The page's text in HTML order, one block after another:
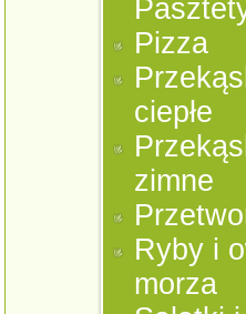
Pizza
ciepłe
zimne
Ryby i
morza